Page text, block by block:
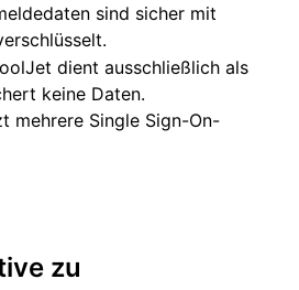
sind sicher mit
dient ausschließlich als
keine Daten.
mehrere Single Sign-On-
zu